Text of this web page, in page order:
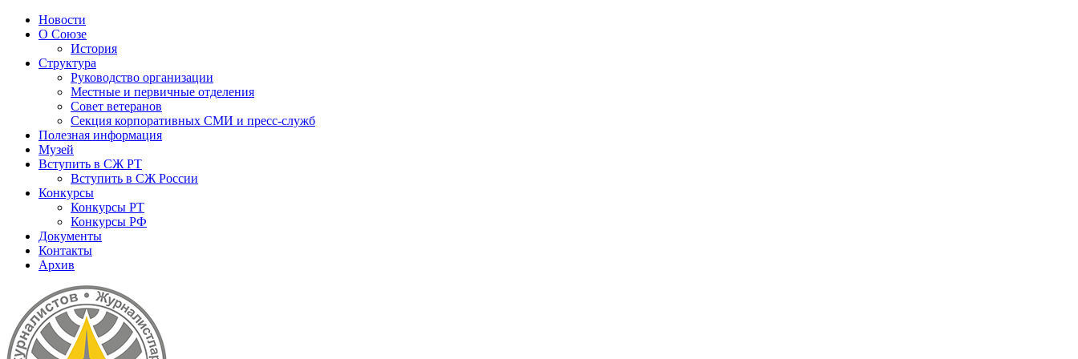
Новости
О Союзе
История
Структура
Руководство организации
Местные и первичные отделения
Совет ветеранов
Секция корпоративных СМИ и пресс-служб
Полезная информация
Музей
Вступить в СЖ РТ
Вступить в СЖ России
Конкурсы
Конкурсы РТ
Конкурсы РФ
Документы
Контакты
Архив